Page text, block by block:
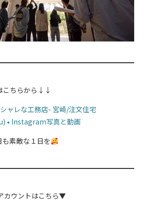
こちらから↓↓
ャレな工務店- 宮崎/注文住宅
• Instagram写真と動画
素敵な１日を
カウントはこちら▼